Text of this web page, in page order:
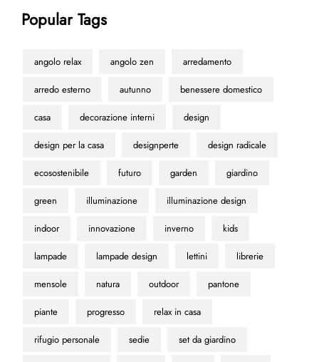
Popular Tags
angolo relax angolo zen arredamento
arredo esterno autunno benessere domestico
casa decorazione interni design
design per la casa designperte design radicale
ecosostenibile futuro garden giardino
green illuminazione illuminazione design
indoor innovazione inverno kids
lampade lampade design lettini librerie
mensole natura outdoor pantone
piante progresso relax in casa
rifugio personale sedie set da giardino